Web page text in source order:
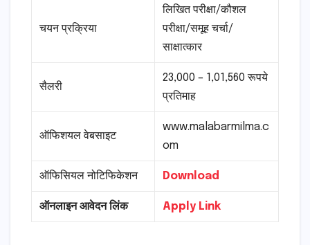
चयन प्रक्रिया
लिखित परीक्षा/कौशल
परीक्षा/समूह चर्चा/
साक्षात्कार
सैलरी
23,000 – 1,01,560 रूपये
प्रतिमाह
ऑफिशयल वेबसाइट
www.malabarmilma.c
om
ऑफिसियल नोटिफिकेशन Download
ऑनलाइन आवेदन लिंक Apply Link